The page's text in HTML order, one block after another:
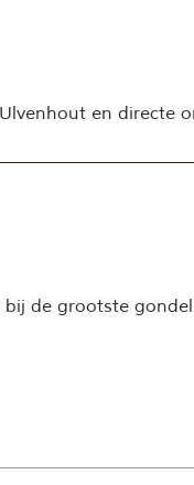
en directe
de grootste